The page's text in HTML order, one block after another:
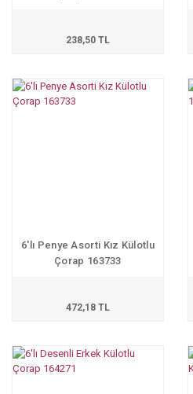
238,50 TL
6'lı Penye Asorti Kız Külotlu
Çorap 163733
472,18 TL